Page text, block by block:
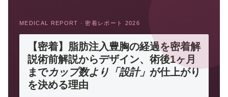
MEDICAL REPORT · 密着レポート 2026
【密着】脂肪注入豊胸の経過を密着解
説術前解説からデザイン、術後1ヶ月
までカップ数より「設計」 が仕上がり
を決める理由